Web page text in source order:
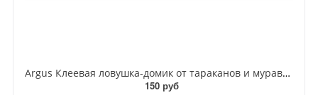
Argus Клеевая ловушка-домик от тараканов и муравьев
150 руб